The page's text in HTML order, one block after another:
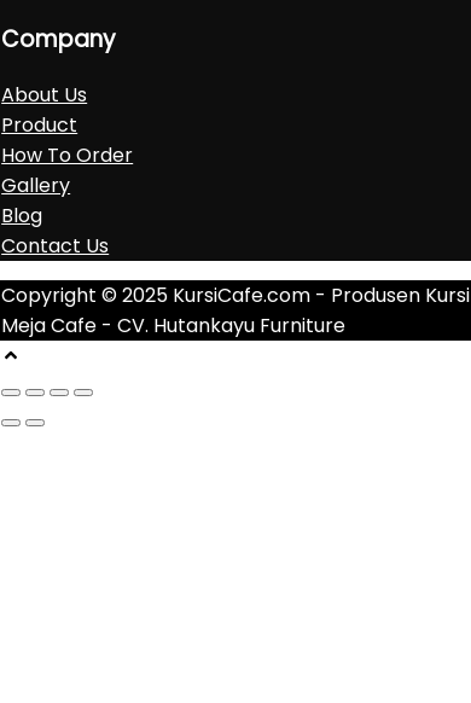
Company
About Us
Product
How To Order
Gallery
Blog
Contact Us
Copyright © 2025 KursiCafe.com - Produsen Kursi
Meja Cafe - CV. Hutankayu Furniture